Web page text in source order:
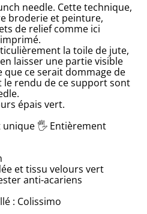
needle. Cette technique,
broderie et peinture,
de relief comme ici
la toile de jute,
laisser une partie visible
que ce serait dommage de
rendu de ce support sont
épais vert.
🖐 Entièrement
et tissu velours vert
anti-acariens
: Colissimo